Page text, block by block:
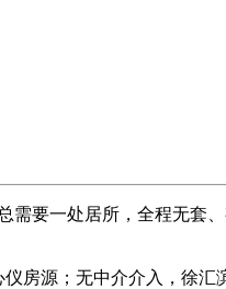
要一处居所，全程无套
源；无中介介入，徐汇